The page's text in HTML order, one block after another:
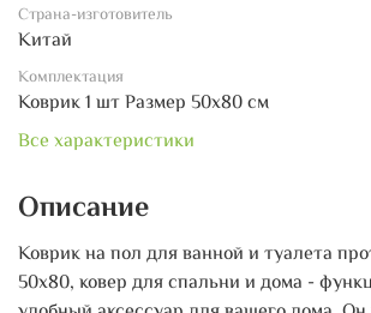
Страна-изготовитель
Китай
Комплектация
Коврик 1 шт Размер 50х80 см
Все характеристики
Описание
Коврик на пол для ванной и туалета
50х80, ковер для спальни и дома -